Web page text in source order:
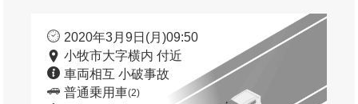
2020年3月9日(月)09:50
小牧市大字横内 付近
車両相互 小破事故
普通乗用車(2)